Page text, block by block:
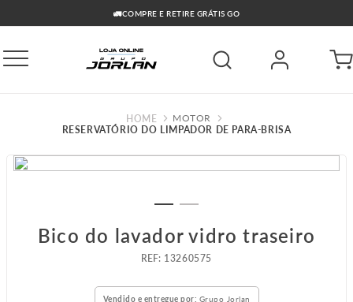
🚛COMPRE E RETIRE GRÁTIS GO
MOTOR
RESERVATÓRIO DO LIMPADOR DE PARA-BRISA
Bico do lavador vidro traseiro
: 13260575
Vendido e entregue por: Grupo Jorlan